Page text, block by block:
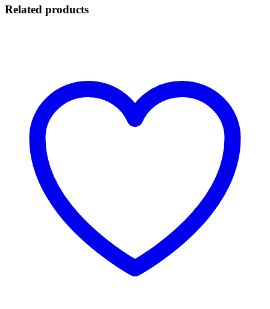
Related products